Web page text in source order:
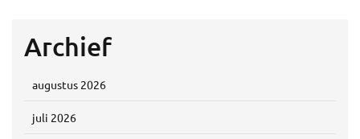
Archief
augustus 2026
juli 2026